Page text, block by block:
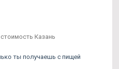
Казань
ты получаешь с пищей